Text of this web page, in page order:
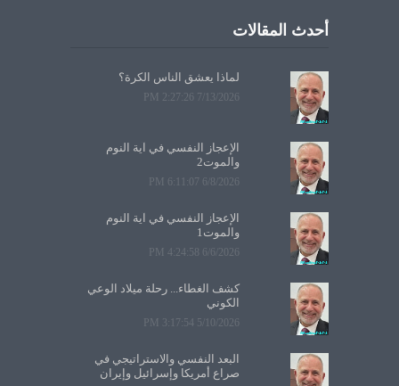
أحدث المقالات
لماذا يعشق الناس الكرة؟
7/13/2026 2:27:26 PM
الإعجاز النفسي في آية النوم
والموت2
6/8/2026 6:11:07 PM
الإعجاز النفسي في آية النوم
والموت1
6/6/2026 4:24:58 PM
كشف الغطاء... رحلة ميلاد الوعي
الكوني
5/10/2026 3:17:54 PM
البعد النفسي والاستراتيجي في
صراع أمريكا وإسرائيل وإيران